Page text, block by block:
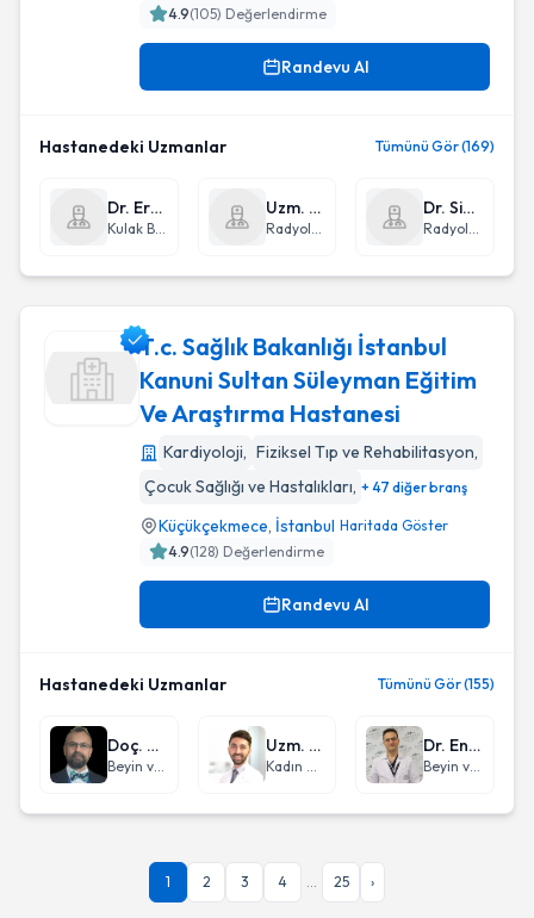
4.9(105) Değerlendirme
Randevu Al
Hastanedeki Uzmanlar Tümünü Gör (169)
Dr. Erdem Atalay Çetinkaya
Kulak Burun Boğaz hastalıkları - KBB
Uzm. Dr. Filiz Kavasoğlu
Radyoloji
Dr. Sibel Fethiye Köksal
Radyoloji
T.c. Sağlık Bakanlığı İstanbul
Kanuni Sultan Süleyman Eğitim
Ve Araştırma Hastanesi
Kardiyoloji, Fiziksel Tıp ve Rehabilitasyon,
Çocuk Sağlığı ve Hastalıkları, + 47 diğer branş
Küçükçekmece, İstanbul Haritada Göster
4.9(128) Değerlendirme
Randevu Al
Hastanedeki Uzmanlar Tümünü Gör (155)
Doç. Dr. Nuri Serdar Baş
Beyin ve Sinir Cerrahisi
Uzm. Dr. Cem Erdoğan
Kadın Hastalıkları ve Doğum
Dr. Engin Çiftçi
Beyin ve Sinir Cerrahisi
1 2 3 4 ... 25 ›